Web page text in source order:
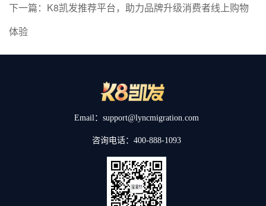
下一篇：K8凯发推荐平台，助力品牌升级消费者线上购物
体验
Email：support@lyncmigration.com
咨询电话：400-888-1093